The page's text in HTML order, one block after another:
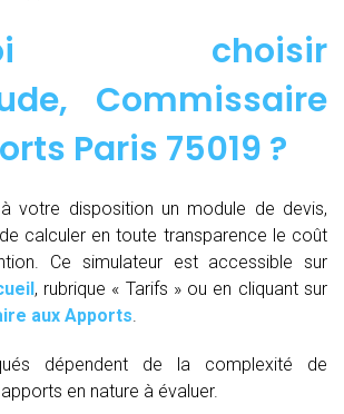
choisir
Commissaire
Paris 75019 ?
votre disposition un module de devis,
calculer en toute transparence le coût
Ce simulateur est accessible sur
, rubrique « Tarifs » ou en cliquant sur
aux Apports.
dépendent de la complexité de
en nature à évaluer.